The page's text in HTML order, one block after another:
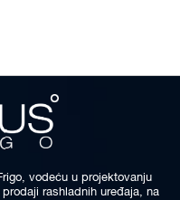
vodeću u projektovanju
rashladnih uređaja, na